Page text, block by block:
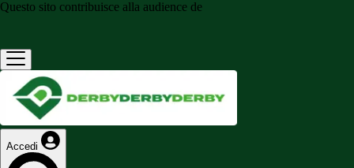
Questo sito contribuisce alla audience de
Accedi